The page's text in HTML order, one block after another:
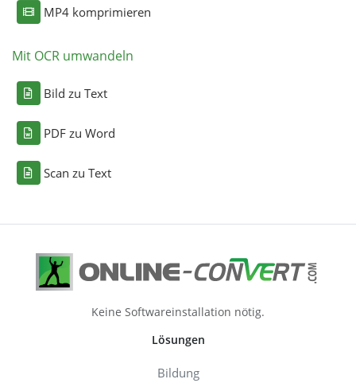
MP4 komprimieren
Mit OCR umwandeln
Bild zu Text
PDF zu Word
Scan zu Text
Keine Softwareinstallation nötig.
Lösungen
Bildung